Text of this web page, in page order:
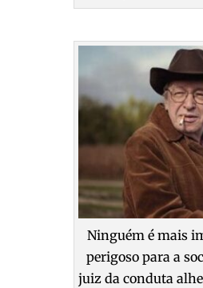
Ninguém é mais
perigoso para a
juiz da conduta